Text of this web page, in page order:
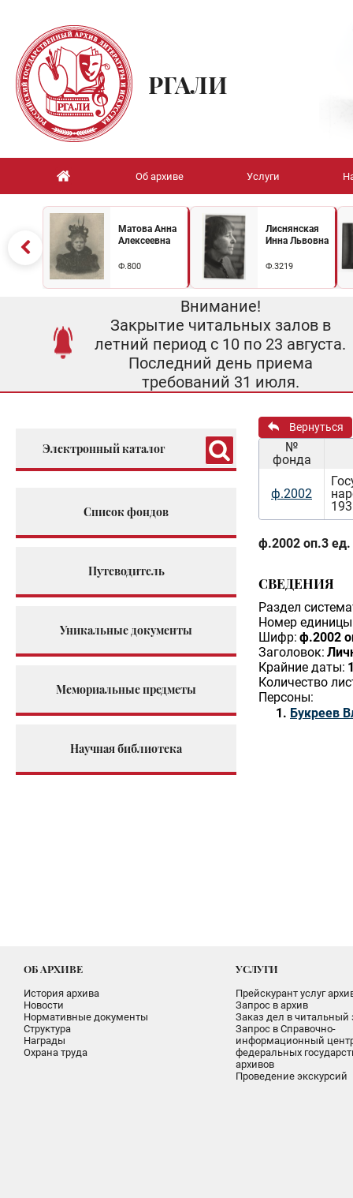
РГАЛИ
Об архиве Услуги
Матова Анна
Алексеевна
Ф.800
Лиснянская
Инна Львовна
Ф.3219
Внимание!
Закрытие читальных залов в
летний период с 10 по 23 августа.
Последний день приема
требований 31 июля.
Электронный каталог
Список фондов
Путеводитель
Уникальные документы
Мемориальные предметы
Научная библиотека
Вернуться
№
фонда
ф.2002
ф.2002 оп.3 ед.
СВЕДЕНИЯ
Раздел
Номер единицы
Шифр: ф.2002
Заголовок:
Крайние даты:
Количество
Персоны:
Букреев
ОБ АРХИВЕ
История архива
Новости
Нормативные документы
Структура
Награды
Охрана труда
УСЛУГИ
Прейскурант услуг
Запрос в архив
Заказ дел в читальный
Запрос в Справочно-
информационный
федеральных
архивов
Проведение экскурсий